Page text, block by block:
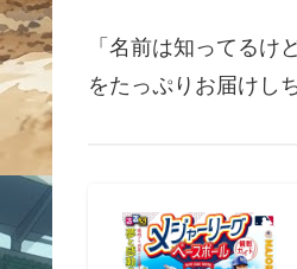
「名前は知ってる
をたっぷりお届けし